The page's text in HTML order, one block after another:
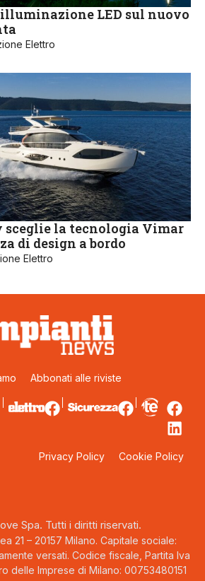
LED sul nuovo
Elettro
sceglie la tecnologia Vimar
di design a bordo
Elettro
Abbonati alle riviste
Privacy Policy Cookie Policy
Spa. Tutti i diritti riservati.
21 – 20157 Milano. Capitale sociale:
versati. Codice fiscale, Partita Iva
delle Imprese di Milano: 00753480151